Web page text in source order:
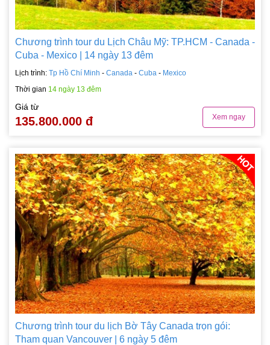
Chương trình tour du Lịch Châu Mỹ: TP.HCM - Canada -
Cuba - Mexico | 14 ngày 13 đêm
Lịch trình: Tp Hồ Chí Minh - Canada - Cuba - Mexico
Thời gian 14 ngày 13 đêm
Giá từ
135.800.000 đ Xem ngay
Chương trình tour du lịch Bờ Tây Canada trọn gói:
Tham quan Vancouver | 6 ngày 5 đêm